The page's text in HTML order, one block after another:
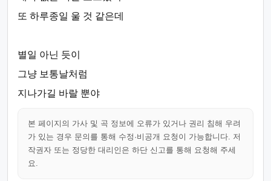
또 하루종일 울 것 같은데
별일 아닌 듯이
그냥 보통날처럼
지나가길 바랄 뿐야
본 페이지의 가사 및 곡 정보에 오류가 있거나 권리 침해 우려
가 있는 경우 문의를 통해 수정·비공개 요청이 가능합니다. 저
작권자 또는 정당한 대리인은 하단 신고를 통해 요청해 주세
요.